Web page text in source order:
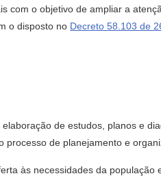
com o objetivo de ampliar a
o disposto no Decreto 58.103 de
de estudos, planos e
de planejamento e
às necessidades da população